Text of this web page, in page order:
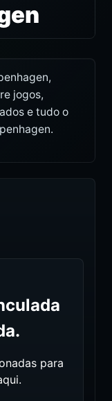
jogos,
e tudo o
para